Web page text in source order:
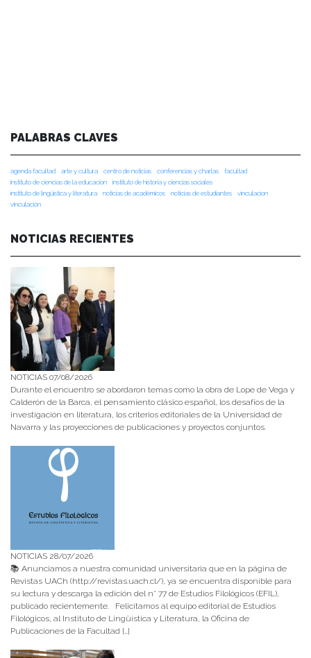
PALABRAS CLAVES
agenda facultad arte y cultura centro de noticias conferencias y charlas
facultad
instituto de ciencias de la educación
instituto de historia y ciencias sociales
instituto de lingüística y literatura
noticias de académicos noticias de estudiantes
vinculacion
vinculación
NOTICIAS RECIENTES
NOTICIAS 07/08/2026
Durante el encuentro se abordaron temas como la obra de Lope de Vega y
Calderón de la Barca, el pensamiento clásico español, los desafíos de la
investigación en literatura, los criterios editoriales de la Universidad de
Navarra y las proyecciones de publicaciones y proyectos conjuntos.
NOTICIAS 28/07/2026
📚 Anunciamos a nuestra comunidad universitaria que en la página de
Revistas UACh (http://revistas.uach.cl/), ya se encuentra disponible para
su lectura y descarga la edición del n° 77 de Estudios Filológicos (EFIL),
publicado recientemente. Felicitamos al equipo editorial de Estudios
Filológicos, al Instituto de Lingüística y Literatura, la Oficina de
Publicaciones de la Facultad […]